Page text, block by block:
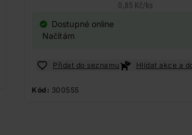
0,85 Kč/ks
Dostupné online
Načítám
Přidat do seznamu Hlídat akce a
Kód: 300555